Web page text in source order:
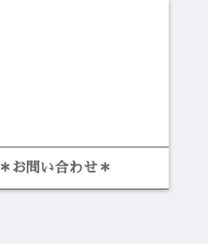
＊お問い合わせ＊